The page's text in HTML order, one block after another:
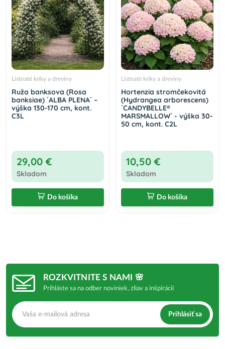
Listnaté kríky a dreviny
Ruža banksova (Rosa
banksiae) ´ALBA PLENA´ –
výška 130-170 cm, kont.
C3L
29,00 €
Skladom
Do košíka
Listnaté kríky a dreviny
Hortenzia stromčekovitá
(Hydrangea arborescens)
´CANDYBELLE®
MARSMALLOW´ - výška 30-
50 cm, kont. C2L
10,50 €
Skladom
Do košíka
ROZKVITNITE S NAMI 🌸
Prihláste sa na odber noviniek, zliav a inšpirácií
Prihlásiť sa